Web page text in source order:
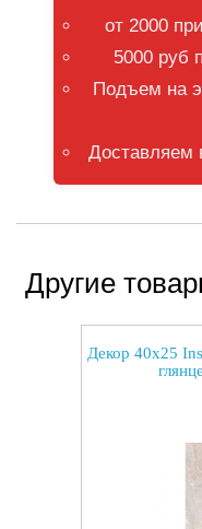
от 2000
5000 руб
Подъем на
Доставляем
Другие
Декор 40x25